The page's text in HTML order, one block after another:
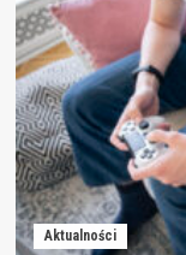
dla
firmy
Aktualności